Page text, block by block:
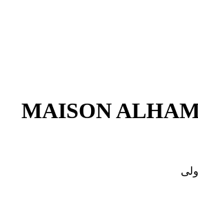
MAISON